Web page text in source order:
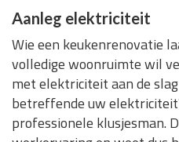
Aanleg elektriciteit
Wie een keukenrenovatie
volledige woonruimte wil
met elektriciteit aan de
betreffende uw
professionele klusjesman.